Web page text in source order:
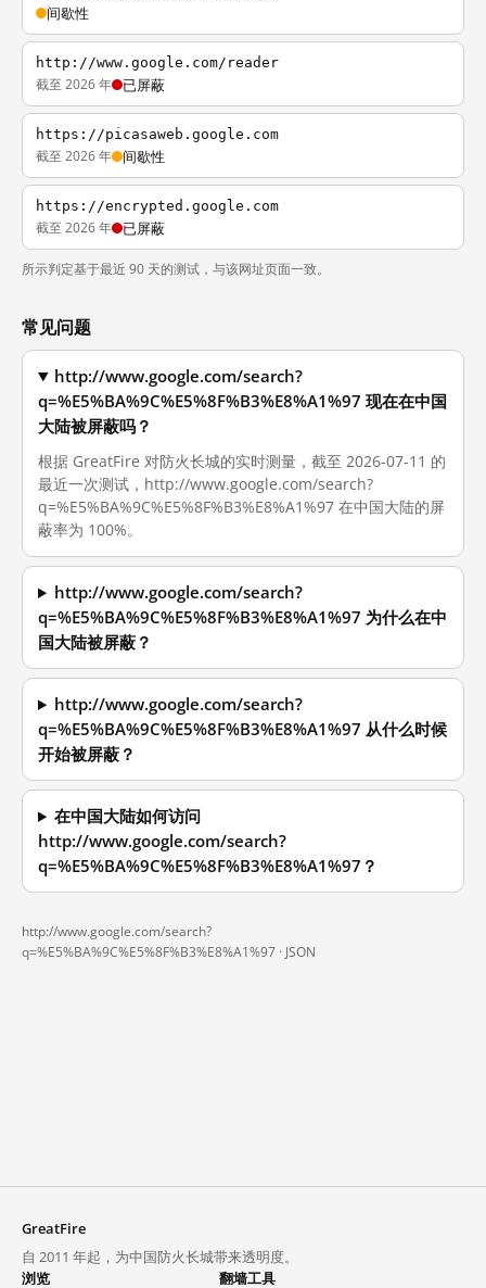
间歇性
http://www.google.com/reader
截至 2026 年 已屏蔽
https://picasaweb.google.com
截至 2026 年 间歇性
https://encrypted.google.com
截至 2026 年 已屏蔽
所示判定基于最近 90 天的测试，与该网址页面一致。
常见问题
http://www.google.com/search?
q=%E5%BA%9C%E5%8F%B3%E8%A1%97 现在在中国
大陆被屏蔽吗？
根据 GreatFire 对防火长城的实时测量，截至 2026-07-11 的
最近一次测试，http://www.google.com/search?
q=%E5%BA%9C%E5%8F%B3%E8%A1%97 在中国大陆的屏
蔽率为 100%。
http://www.google.com/search?
q=%E5%BA%9C%E5%8F%B3%E8%A1%97 为什么在中
国大陆被屏蔽？
http://www.google.com/search?
q=%E5%BA%9C%E5%8F%B3%E8%A1%97 从什么时候
开始被屏蔽？
在中国大陆如何访问
http://www.google.com/search?
q=%E5%BA%9C%E5%8F%B3%E8%A1%97？
http://www.google.com/search?
q=%E5%BA%9C%E5%8F%B3%E8%A1%97 · JSON
GreatFire
自 2011 年起，为中国防火长城带来透明度。
浏览
翻墙工具